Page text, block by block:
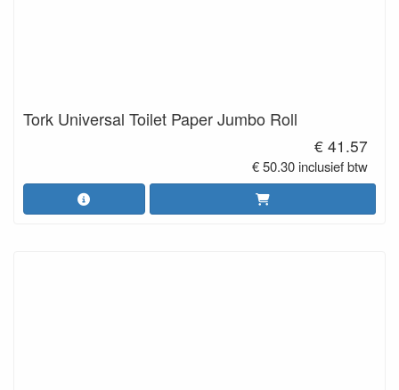
Tork Universal Toilet Paper Jumbo Roll
€ 41.57
€ 50.30 inclusief btw